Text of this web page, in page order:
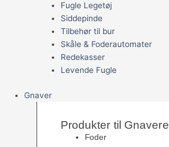
Fugle Legetøj
Siddepinde
Tilbehør til bur
Skåle & Foderautomater
Redekasser
Levende Fugle
Gnaver
Produkter til Gnavere
Foder